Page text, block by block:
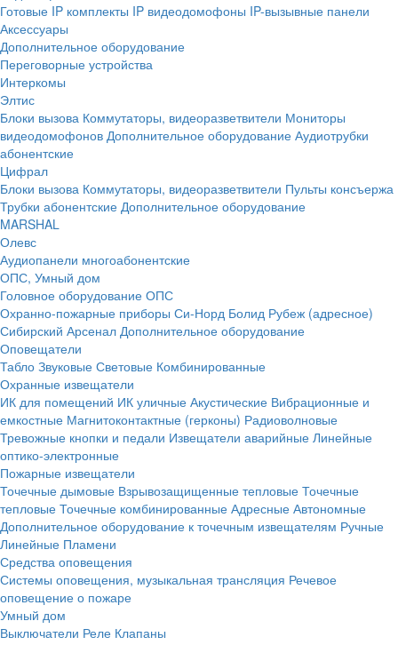
Готовые IP комплекты IP видеодомофоны IP-вызывные панели
Аксессуары
Дополнительное оборудование
Переговорные устройства
Интеркомы
Элтис
Блоки вызова Коммутаторы, видеоразветвители Мониторы
видеодомофонов Дополнительное оборудование Аудиотрубки
абонентские
Цифрал
Блоки вызова Коммутаторы, видеоразветвители Пульты консъержа
Трубки абонентские Дополнительное оборудование
MARSHAL
Олевс
Аудиопанели многоабонентские
ОПС, Умный дом
Головное оборудование ОПС
Охранно-пожарные приборы Си-Норд Болид Рубеж (адресное)
Сибирский Арсенал Дополнительное оборудование
Оповещатели
Табло Звуковые Световые Комбинированные
Охранные извещатели
ИК для помещений ИК уличные Акустические Вибрационные и
емкостные Магнитоконтактные (герконы) Радиоволновые
Тревожные кнопки и педали Извещатели аварийные Линейные
оптико-электронные
Пожарные извещатели
Точечные дымовые Взрывозащищенные тепловые Точечные
тепловые Точечные комбинированные Адресные Автономные
Дополнительное оборудование к точечным извещателям Ручные
Линейные Пламени
Средства оповещения
Системы оповещения, музыкальная трансляция Речевое
оповещение о пожаре
Умный дом
Выключатели Реле Клапаны